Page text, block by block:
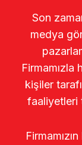
Son
medya
Firmamızla
kişiler
faaliyetleri